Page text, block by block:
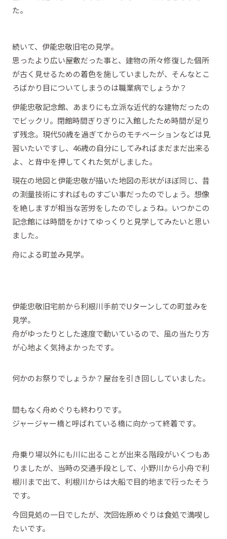
た。
続いて、伊能忠敬旧宅の見学。
思ったより広い屋敷だった事と、建物の所々修復した個所
が古く見せるための着色を施していましたが、そんなとこ
ろばかり目についてしまうのは職業病でしょうか？
伊能忠敬記念館、あまりにも立派な近代的な建物だったの
でビックリ。閉館時間ぎりぎりに入館したため時間が足り
ず残念。現代50歳を過ぎてからのモチベーションなどは見
習いたいですし、46歳の自分にしてみればまだまだ出来る
よ、と背中を押してくれた気がしました。
現在の地図と伊能忠敬が描いた地図の形状がほぼ同じ、昔
の測量技術にすればものすごい事だったのでしょう。想像
を絶しますが相当な苦労をしたのでしょうね。いつかこの
記念館には時間をかけてゆっくりと見学してみたいと思い
ました。
舟による町並み見学。
伊能忠敬旧宅前から利根川手前でUターンしての町並みを
見学。
舟がゆったりとした速度で動いているので、風の当たり方
が心地よく気持よかったです。
何かのお祭りでしょうか？屋台を引き回ししていました。
間もなく舟めぐりも終わりです。
ジャージャー橋と呼ばれている橋に向かって終着です。
舟乗り場以外にも川に出ることが出来る階段がいくつもあ
りましたが、当時の交通手段として、小野川から小舟で利
根川まで出て、利根川からは大船で目的地まで行ったそう
です。
今回見処の一日でしたが、次回佐原めぐりは食処で満喫し
たいです。